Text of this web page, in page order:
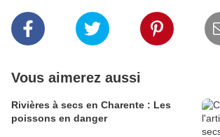
Vous aimerez aussi
Rivières à secs en Charente : Les
poissons en danger